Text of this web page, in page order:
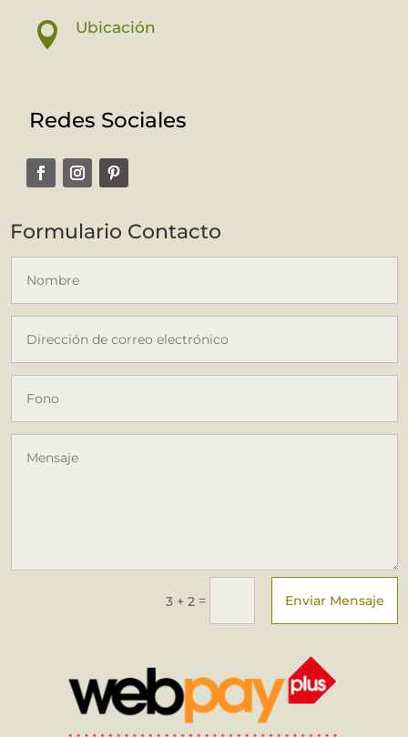
 Ubicación
Redes Sociales
Formulario Contacto
3 + 2 = Enviar Mensaje